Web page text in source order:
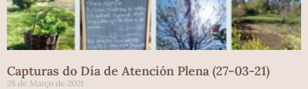
Capturas do Día de Atención Plena (27-03-21)
28 de Março de 2021